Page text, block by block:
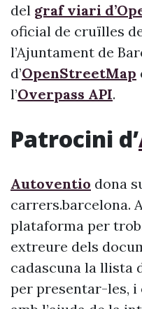
del graf viari
oficial de cruïlles
l’Ajuntament de
d’OpenStreetMap
l’Overpass API.
Patrocini d’
Autoventio dona
carrers.barcelona.
plataforma per
extreure dels
cadascuna la llista
per presentar-les,